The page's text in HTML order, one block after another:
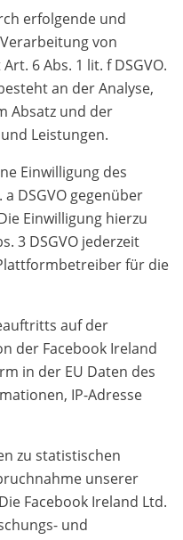
erfolgende und
von
6 Abs. 1 lit. f DSGVO.
an der Analyse,
Absatz und der
Leistungen.
Einwilligung des
DSGVO gegenüber
Einwilligung hierzu
3 DSGVO jederzeit
für die
auf der
der Facebook Ireland
in der EU Daten des
IP-Adresse
zu statistischen
unserer
Facebook Ireland Ltd.
und